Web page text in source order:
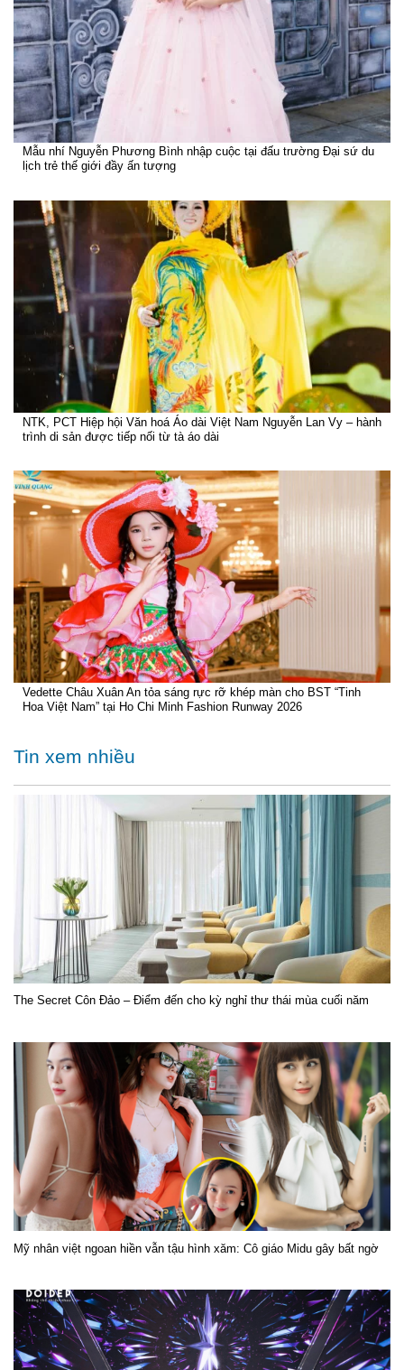
Mẫu nhí Nguyễn Phương Bình nhập cuộc tại đấu trường Đại sứ du
lịch trẻ thế giới đầy ấn tượng
NTK, PCT Hiệp hội Văn hoá Áo dài Việt Nam Nguyễn Lan Vy – hành
trình di sản được tiếp nối từ tà áo dài
Vedette Châu Xuân An tỏa sáng rực rỡ khép màn cho BST “Tinh
Hoa Việt Nam” tại Ho Chi Minh Fashion Runway 2026
Tin xem nhiều
The Secret Côn Đảo – Điểm đến cho kỳ nghỉ thư thái mùa cuối năm
Mỹ nhân việt ngoan hiền vẫn tậu hình xăm: Cô giáo Midu gây bất ngờ